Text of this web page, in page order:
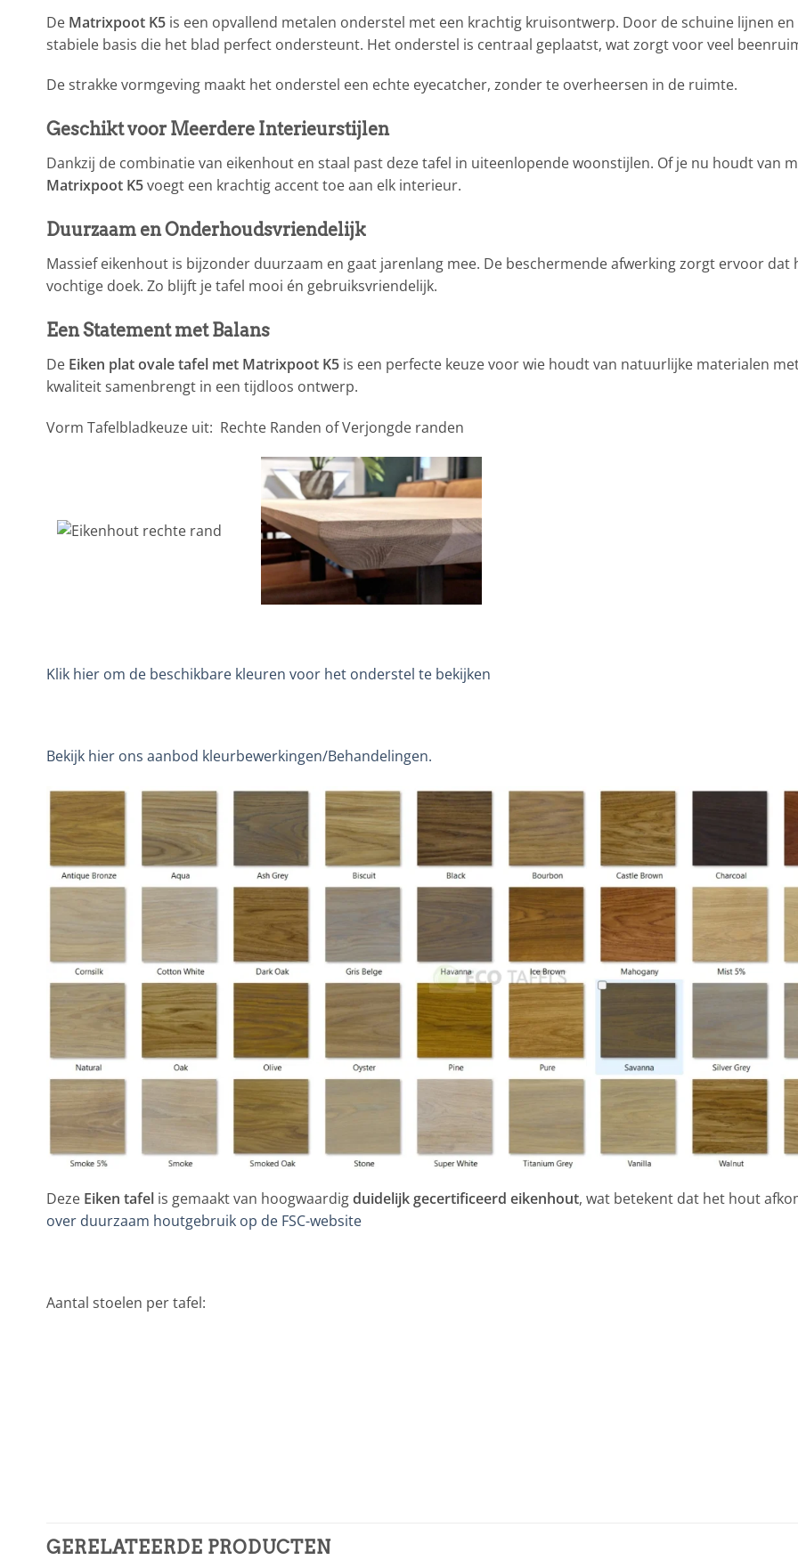
De Matrixpoot K5 is een opvallend metalen onderstel met een krachtig kruisontwerp. Door de schuine lijnen
stabiele basis die het blad perfect ondersteunt. Het onderstel is centraal geplaatst, wat zorgt voor veel
De strakke vormgeving maakt het onderstel een echte eyecatcher, zonder te overheersen in de ruimte.
Geschikt voor Meerdere Interieurstijlen
Dankzij de combinatie van eikenhout en staal past deze tafel in uiteenlopende woonstijlen. Of je nu houdt van
Matrixpoot K5voegt een krachtig accent toe aan elk interieur.
Duurzaam en Onderhoudsvriendelijk
Massief eikenhout is bijzonder duurzaam en gaat jarenlang mee. De beschermende afwerking zorgt ervoor
vochtige doek. Zo blijft je tafel mooi én gebruiksvriendelijk.
Een Statement met Balans
De Eiken plat ovale tafel met Matrixpoot K5 is een perfecte keuze voor wie houdt van natuurlijke materialen
kwaliteit samenbrengt in een tijdloos ontwerp.
Vorm Tafelbladkeuze uit: Rechte Randen of Verjongde randen
Klik hier om de beschikbare kleuren voor het onderstel te bekijken
Bekijk hier ons aanbod kleurbewerkingen/Behandelingen.
Deze Eiken tafel is gemaakt van hoogwaardigduidelijk gecertificeerd eikenhout, wat betekent dat het hout
over duurzaam houtgebruik op de FSC-website
Aantal stoelen per tafel:
GERELATEERDE PRODUCTEN